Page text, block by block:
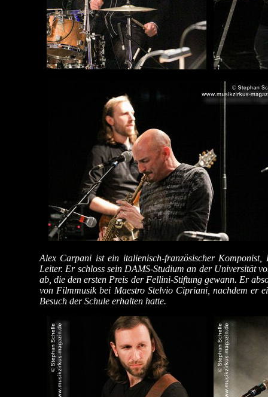
Alex Carpani ist ein italienisch-französischer Komponist,
Leiter. Er schloss sein DAMS-Studium an der Universität
ab, die den ersten Preis der Fellini-Stiftung gewann. Er
von Filmmusik bei Maestro Stelvio Cipriani, nachdem er
Besuch der Schule erhalten hatte.